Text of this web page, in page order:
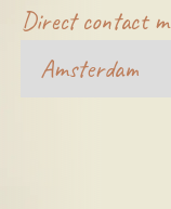
Direct contact